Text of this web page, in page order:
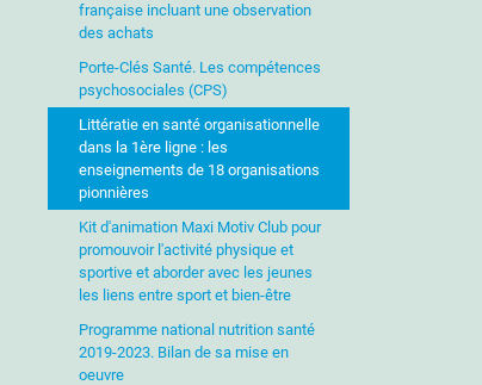
française incluant une observation
des achats
Porte-Clés Santé. Les compétences
psychosociales (CPS)
Littératie en santé organisationnelle
dans la 1ère ligne : les
enseignements de 18 organisations
pionnières
Kit d'animation Maxi Motiv Club pour
promouvoir l'activité physique et
sportive et aborder avec les jeunes
les liens entre sport et bien-être
Programme national nutrition santé
2019-2023. Bilan de sa mise en
oeuvre